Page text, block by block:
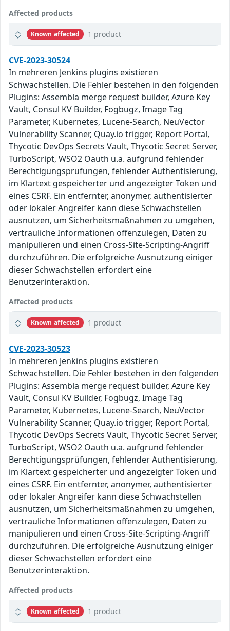
Affected products
Known affected 1 product
CVE-2023-30524
In mehreren Jenkins plugins existieren
Schwachstellen. Die Fehler bestehen in den folgenden
Plugins: Assembla merge request builder, Azure Key
Vault, Consul KV Builder, Fogbugz, Image Tag
Parameter, Kubernetes, Lucene-Search, NeuVector
Vulnerability Scanner, Quay.io trigger, Report Portal,
Thycotic DevOps Secrets Vault, Thycotic Secret Server,
TurboScript, WSO2 Oauth u.a. aufgrund fehlender
Berechtigungsprüfungen, fehlender Authentisierung,
im Klartext gespeicherter und angezeigter Token und
eines CSRF. Ein entfernter, anonymer, authentisierter
oder lokaler Angreifer kann diese Schwachstellen
ausnutzen, um Sicherheitsmaßnahmen zu umgehen,
vertrauliche Informationen offenzulegen, Daten zu
manipulieren und einen Cross-Site-Scripting-Angriff
durchzuführen. Die erfolgreiche Ausnutzung einiger
dieser Schwachstellen erfordert eine
Benutzerinteraktion.
Affected products
Known affected 1 product
CVE-2023-30523
In mehreren Jenkins plugins existieren
Schwachstellen. Die Fehler bestehen in den folgenden
Plugins: Assembla merge request builder, Azure Key
Vault, Consul KV Builder, Fogbugz, Image Tag
Parameter, Kubernetes, Lucene-Search, NeuVector
Vulnerability Scanner, Quay.io trigger, Report Portal,
Thycotic DevOps Secrets Vault, Thycotic Secret Server,
TurboScript, WSO2 Oauth u.a. aufgrund fehlender
Berechtigungsprüfungen, fehlender Authentisierung,
im Klartext gespeicherter und angezeigter Token und
eines CSRF. Ein entfernter, anonymer, authentisierter
oder lokaler Angreifer kann diese Schwachstellen
ausnutzen, um Sicherheitsmaßnahmen zu umgehen,
vertrauliche Informationen offenzulegen, Daten zu
manipulieren und einen Cross-Site-Scripting-Angriff
durchzuführen. Die erfolgreiche Ausnutzung einiger
dieser Schwachstellen erfordert eine
Benutzerinteraktion.
Affected products
Known affected 1 product